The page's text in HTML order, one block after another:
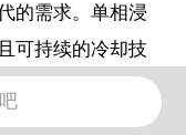
的需求。单相浸
可持续的冷却技
门选择。本文将
领域的优势、应